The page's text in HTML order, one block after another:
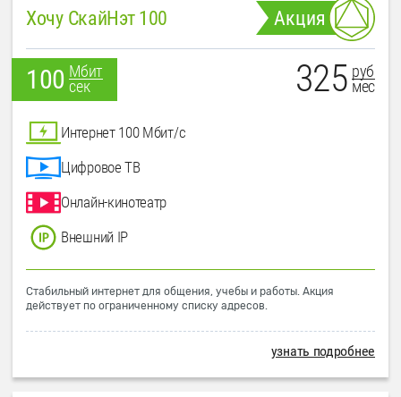
Хочу СкайНэт 100 Акция
100 Мбит
сек
325 руб
мес
Интернет 100 Мбит/с
Цифровое ТВ
Онлайн-кинотеатр
Внешний IP
Стабильный интернет для общения, учебы и работы. Акция
действует по ограниченному списку адресов.
узнать подробнее